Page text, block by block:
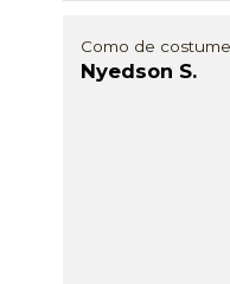
Como de
Nyedson S.